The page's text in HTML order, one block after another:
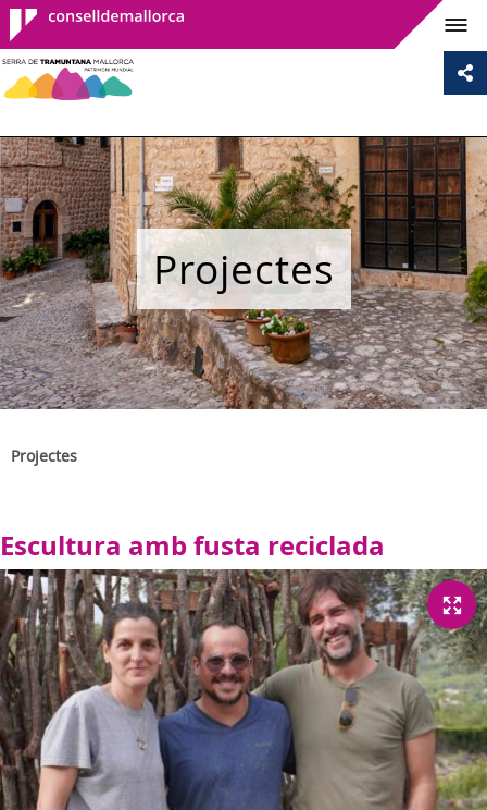
Consell de
Mallorca
Projectes
Projectes
Escultura amb fusta reciclada